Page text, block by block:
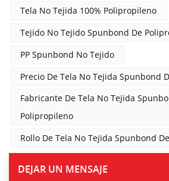
Tela No Tejida 100% Polipropileno
Tejido No Tejido Spunbond De
PP Spunbond No Tejido
Precio De Tela No Tejida Spunbond
Fabricante De Tela No Tejida
Polipropileno
Rollo De Tela No Tejida Spunbond
DEJAR UN MENSAJE